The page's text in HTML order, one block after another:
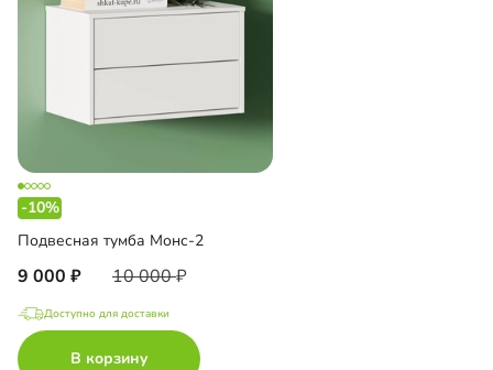
-10%
Подвесная тумба Монс-2
9 000 10 000
Доступно для доставки
В корзину